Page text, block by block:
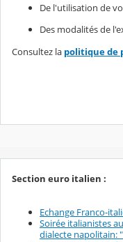
De l'utilisation de
Des modalités de
Consultez la politique de
Section euro italien :
Echange Franco-
Soirée italianistes
dialecte napolitain: